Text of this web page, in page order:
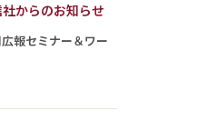
からのお知らせ
報セミナー＆ワー